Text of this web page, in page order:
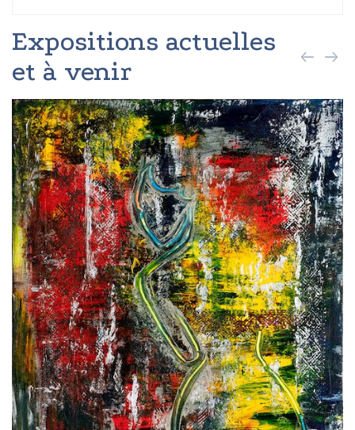
Expositions actuelles
et à venir